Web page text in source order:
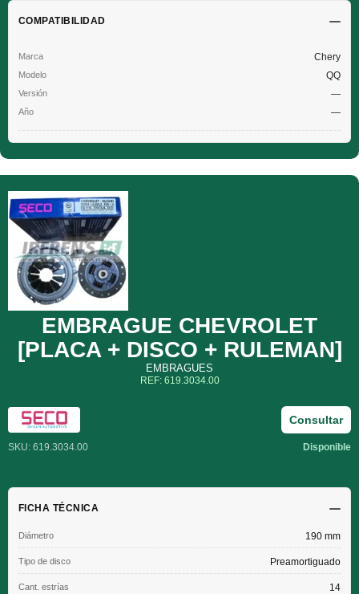
COMPATIBILIDAD
Chery
QQ
—
—
EMBRAGUE CHEVROLET
[PLACA + DISCO + RULEMAN]
EMBRAGUES
REF: 619.3034.00
SKU: 619.3034.00 Disponible
Consultar
FICHA TÉCNICA
Diámetro 190 mm
Tipo de disco Preamortiguado
Cant. estrías 14